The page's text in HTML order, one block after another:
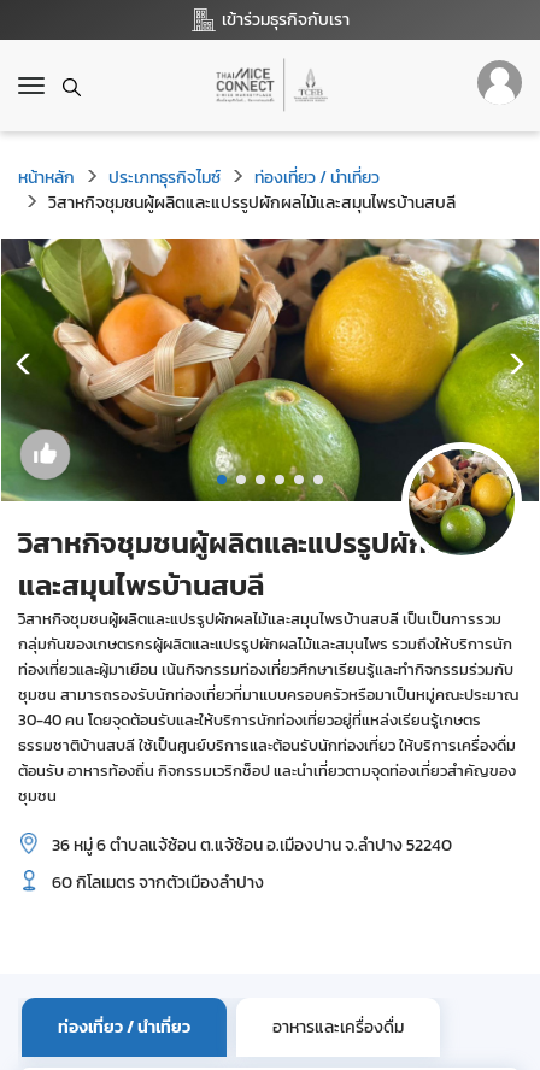
เข้าร่วมธุรกิจกับเรา
T
g
g
l
e
n
a
o
n
หน้าหลัก ประเภทธุรกิจไมซ์
ท่องเที่ยว / นำเที่ยว
วิสาหกิจชุมชนผู้ผลิตและแปรรูปผักผลไม้และสมุนไพรบ้านสบลี
วิสาหกิจชุมชนผู้ผลิตและแปรรูปผักผลไม้
และสมุนไพรบ้านสบลี
วิสาหกิจชุมชนผู้ผลิตและแปรรูปผักผลไม้และสมุนไพรบ้านสบลี เป็นเป็นการรวม
กลุ่มกันของเกษตรกรผู้ผลิตและแปรรูปผักผลไม้และสมุนไพร รวมถึงให้บริการนัก
ท่องเที่ยวและผู้มาเยือน เน้นกิจกรรมท่องเที่ยวศึกษาเรียนรู้และทำกิจกรรมร่วมกับ
ชุมชน สามารถรองรับนักท่องเที่ยวที่มาแบบครอบครัวหรือมาเป็นหมู่คณะประมาณ
30-40 คน โดยจุดต้อนรับและให้บริการนักท่องเที่ยวอยู่ที่แหล่งเรียนรู้เกษตร
ธรรมชาติบ้านสบลี ใช้เป็นศูนย์บริการและต้อนรับนักท่องเที่ยว ให้บริการเครื่องดื่ม
ต้อนรับ อาหารท้องถิ่น กิจกรรมเวริกช็อป และนำเที่ยวตามจุดท่องเที่ยวสำคัญของ
ชุมชน
36 หมู่ 6 ตำบลแจ้ซ้อน ต.แจ้ซ้อน อ.เมืองปาน จ.ลำปาง 52240
60 กิโลเมตร จากตัวเมืองลำปาง
ท่องเที่ยว / นำเที่ยว อาหารและเครื่องดื่ม